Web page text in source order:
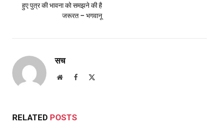
हुए पुत्र की भावना को समझने की है
जरूरत – भगवानू
सच
WebsiteFacebook
RELATED POSTS